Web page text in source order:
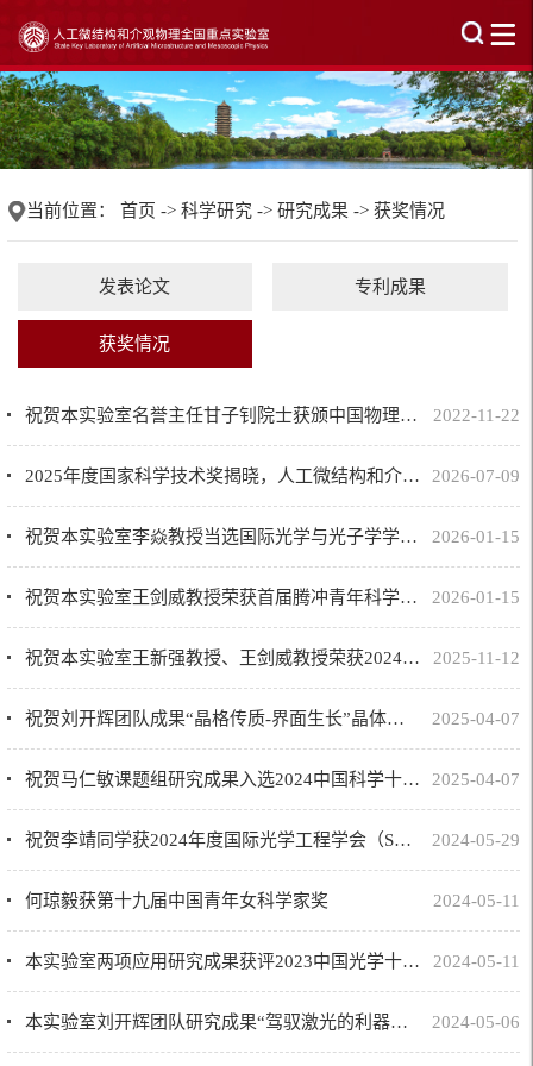
当前位置： 首页 -> 科学研究 -> 研究成果 -> 获奖情况
发表论文 专利成果
获奖情况
2022-11-22
祝贺本实验室名誉主任甘子钊院士获颁中国物理学会终身贡献奖
2026-07-09
2025年度国家科学技术奖揭晓，人工微结构和介观物理全国重点实验室获2项！
2026-01-15
祝贺本实验室李焱教授当选国际光学与光子学学会（SPIE）会士
2026-01-15
祝贺本实验室王剑威教授荣获首届腾冲青年科学家奖！
2025-11-12
祝贺本实验室王新强教授、王剑威教授荣获2024年度北京市科学技术奖
2025-04-07
祝贺刘开辉团队成果“晶格传质-界面生长”晶体制备新范式入选2025中关村论坛重大科技成果
2025-04-07
祝贺马仁敏课题组研究成果入选2024中国科学十大进展
2024-05-29
祝贺李靖同学获2024年度国际光学工程学会（SPIE）奖学金
2024-05-11
何琼毅获第十九届中国青年女科学家奖
2024-05-11
本实验室两项应用研究成果获评2023中国光学十大进展
2024-05-06
本实验室刘开辉团队研究成果“驾驭激光的利器——转角氮化硼光学晶体原创理论与材料”入选中关村...